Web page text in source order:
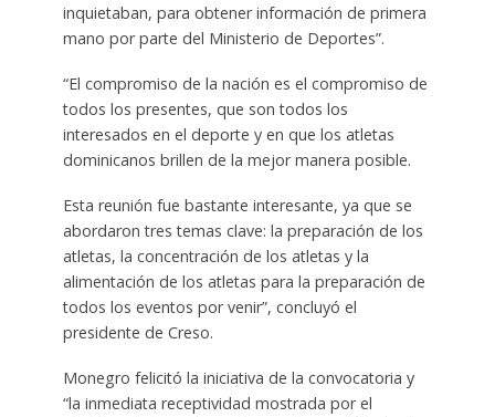
inquietaban, para obtener información de primera
mano por parte del Ministerio de Deportes”.
“El compromiso de la nación es el compromiso de
todos los presentes, que son todos los
interesados en el deporte y en que los atletas
dominicanos brillen de la mejor manera posible.
Esta reunión fue bastante interesante, ya que se
abordaron tres temas clave: la preparación de los
atletas, la concentración de los atletas y la
alimentación de los atletas para la preparación de
todos los eventos por venir”, concluyó el
presidente de Creso.
Monegro felicitó la iniciativa de la convocatoria y
“la inmediata receptividad mostrada por el